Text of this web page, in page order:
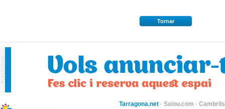
Tornar
Tarragona.net · Salou.com ·